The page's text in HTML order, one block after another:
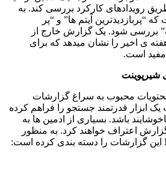
رویدادهای کارکرد بررسی کند. به
“پربازدیدترین آیتم ها” و “پر
بررسی شود. یک گزارش خارج از
ی اخیر را نشان میدهد که برای
است.
محبوب به سراغ گزارشات
ابزار قدرتمند جستجو را فراهم کرده
باشد. بسیاری از ادمین ها به
اعتراف خواهند کرد. به منظور